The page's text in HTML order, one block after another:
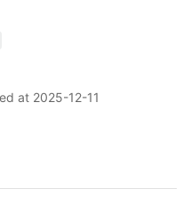
at 2025-12-11